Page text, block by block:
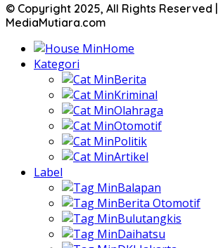
© Copyright 2025, All Rights Reserved |
MediaMutiara.com
Home
Kategori
Berita
Kriminal
Olahraga
Otomotif
Politik
Artikel
Label
Balapan
Berita Otomotif
Bulutangkis
Daihatsu